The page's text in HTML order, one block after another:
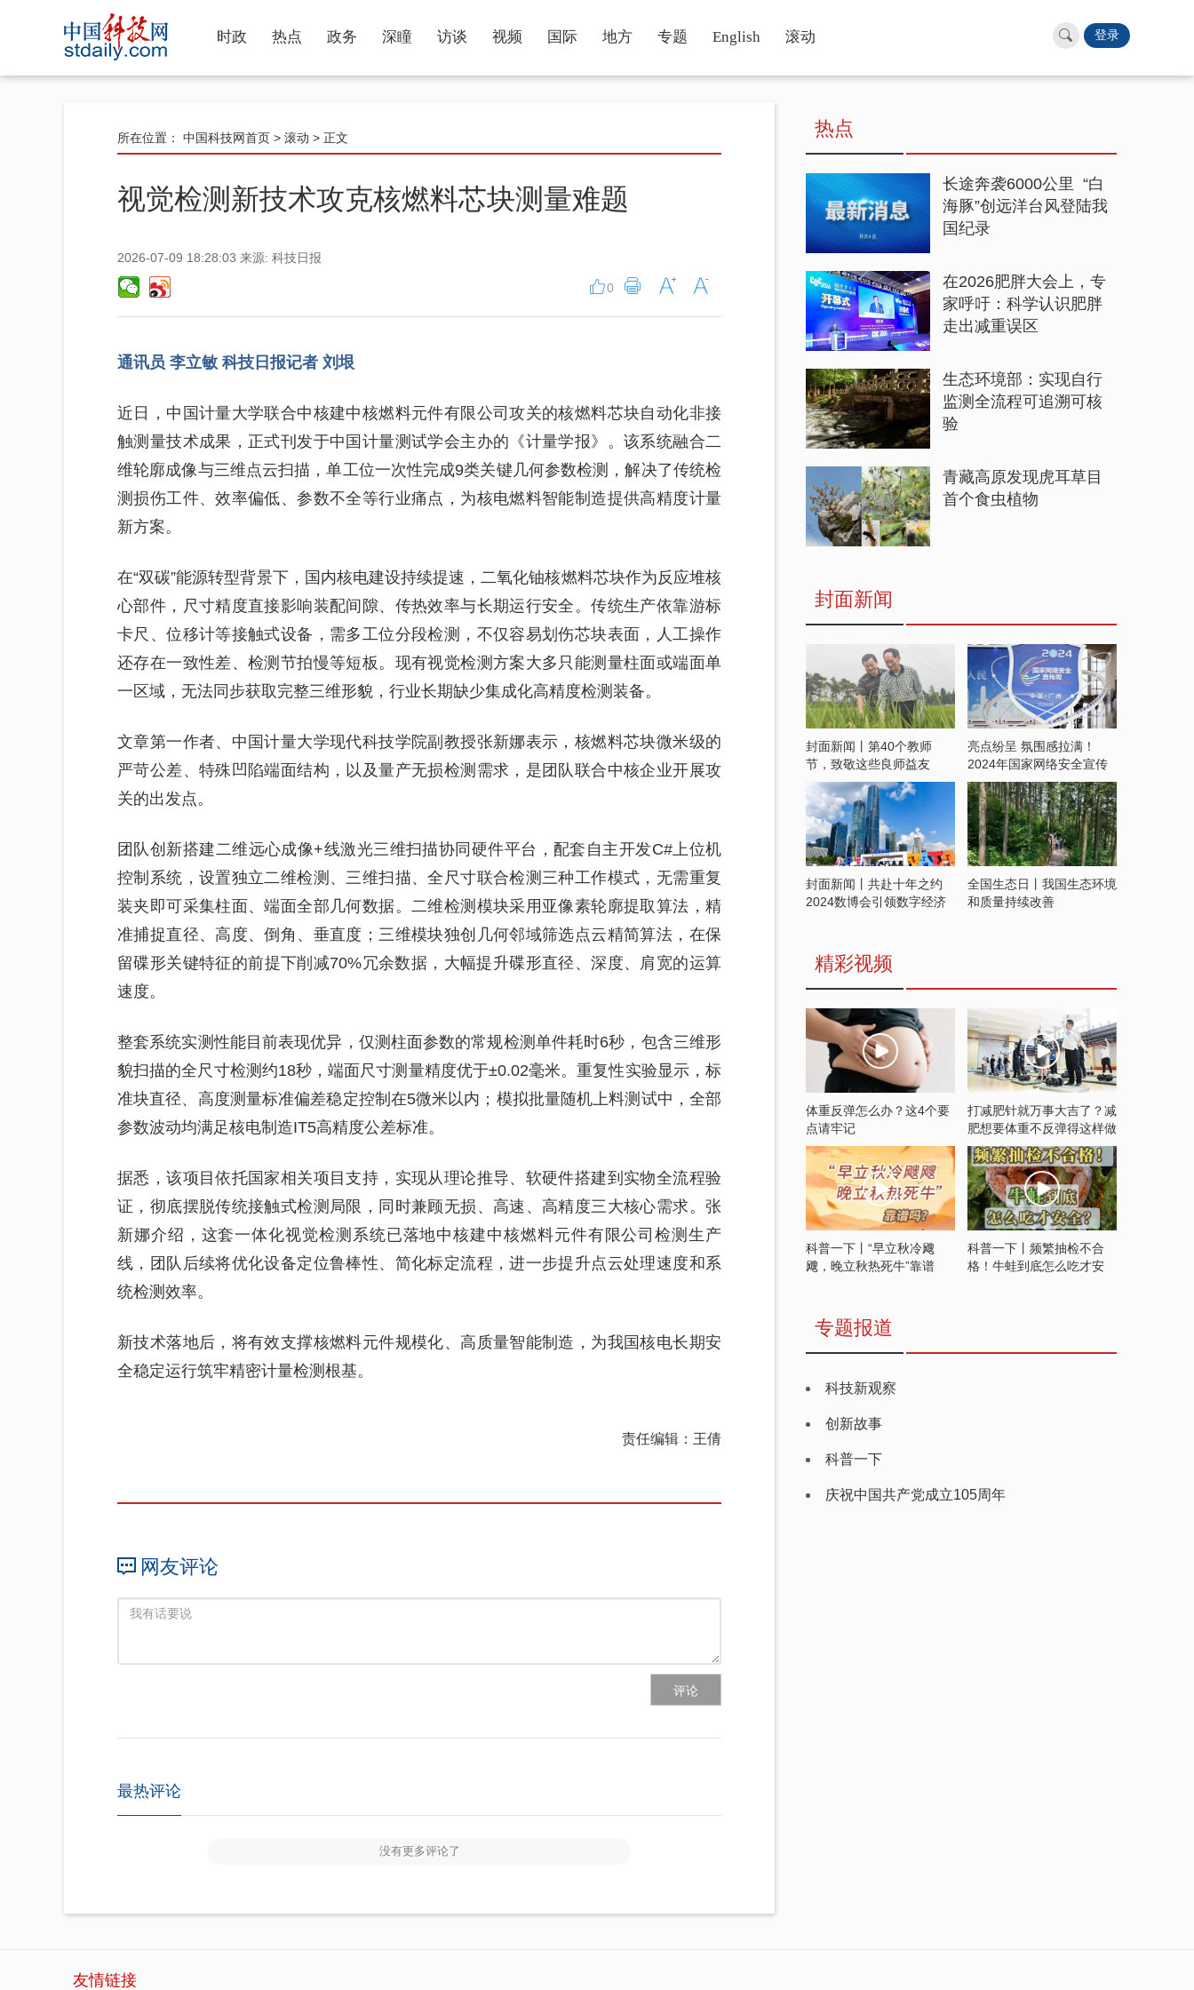
时政 热点 政务 深瞳 访谈 视频 国际 地方 专题 English 滚动 登录
所在位置： 中国科技网首页 > 滚动 > 正文
视觉检测新技术攻克核燃料芯块测量难题
2026-07-09 18:28:03 来源: 科技日报
0
通讯员 李立敏 科技日报记者 刘垠
近日，中国计量大学联合中核建中核燃料元件有限公司攻关的核燃料芯块自动化非接
触测量技术成果，正式刊发于中国计量测试学会主办的《计量学报》。该系统融合二
维轮廓成像与三维点云扫描，单工位一次性完成9类关键几何参数检测，解决了传统检
测损伤工件、效率偏低、参数不全等行业痛点，为核电燃料智能制造提供高精度计量
新方案。
在“双碳”能源转型背景下，国内核电建设持续提速，二氧化铀核燃料芯块作为反应堆核
心部件，尺寸精度直接影响装配间隙、传热效率与长期运行安全。传统生产依靠游标
卡尺、位移计等接触式设备，需多工位分段检测，不仅容易划伤芯块表面，人工操作
还存在一致性差、检测节拍慢等短板。现有视觉检测方案大多只能测量柱面或端面单
一区域，无法同步获取完整三维形貌，行业长期缺少集成化高精度检测装备。
文章第一作者、中国计量大学现代科技学院副教授张新娜表示，核燃料芯块微米级的
严苛公差、特殊凹陷端面结构，以及量产无损检测需求，是团队联合中核企业开展攻
关的出发点。
团队创新搭建二维远心成像+线激光三维扫描协同硬件平台，配套自主开发C#上位机
控制系统，设置独立二维检测、三维扫描、全尺寸联合检测三种工作模式，无需重复
装夹即可采集柱面、端面全部几何数据。二维检测模块采用亚像素轮廓提取算法，精
准捕捉直径、高度、倒角、垂直度；三维模块独创几何邻域筛选点云精简算法，在保
留碟形关键特征的前提下削减70%冗余数据，大幅提升碟形直径、深度、肩宽的运算
速度。
整套系统实测性能目前表现优异，仅测柱面参数的常规检测单件耗时6秒，包含三维形
貌扫描的全尺寸检测约18秒，端面尺寸测量精度优于±0.02毫米。重复性实验显示，标
准块直径、高度测量标准偏差稳定控制在5微米以内；模拟批量随机上料测试中，全部
参数波动均满足核电制造IT5高精度公差标准。
据悉，该项目依托国家相关项目支持，实现从理论推导、软硬件搭建到实物全流程验
证，彻底摆脱传统接触式检测局限，同时兼顾无损、高速、高精度三大核心需求。张
新娜介绍，这套一体化视觉检测系统已落地中核建中核燃料元件有限公司检测生产
线，团队后续将优化设备定位鲁棒性、简化标定流程，进一步提升点云处理速度和系
统检测效率。
新技术落地后，将有效支撑核燃料元件规模化、高质量智能制造，为我国核电长期安
全稳定运行筑牢精密计量检测根基。
责任编辑：王倩
网友评论
评论
最热评论
没有更多评论了
热点
长途奔袭6000公里 “白
海豚”创远洋台风登陆我
国纪录
在2026肥胖大会上，专
家呼吁：科学认识肥胖
走出减重误区
生态环境部：实现自行
监测全流程可追溯可核
验
青藏高原发现虎耳草目
首个食虫植物
封面新闻
封面新闻丨第40个教师
节，致敬这些良师益友
亮点纷呈 氛围感拉满！
2024年国家网络安全宣传
周开启
封面新闻丨共赴十年之约
2024数博会引领数字经济
全国生态日丨我国生态环境
和质量持续改善
精彩视频
体重反弹怎么办？这4个要
点请牢记
打减肥针就万事大吉了？减
肥想要体重不反弹得这样做
科普一下丨“早立秋冷飕
飕，晚立秋热死牛”靠谱
科普一下丨频繁抽检不合
格！牛蛙到底怎么吃才安
专题报道
科技新观察
创新故事
科普一下
庆祝中国共产党成立105周年
友情链接